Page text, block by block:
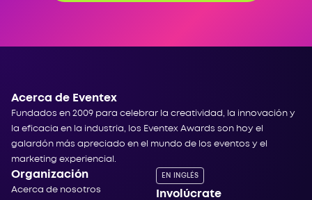
Acerca de Eventex
Fundados en 2009 para celebrar la creatividad, la innovación y
la eficacia en la industria, los Eventex Awards son hoy el
galardón más apreciado en el mundo de los eventos y el
marketing experiencial.
Organización
Acerca de nosotros
EN INGLÉS
Involúcrate